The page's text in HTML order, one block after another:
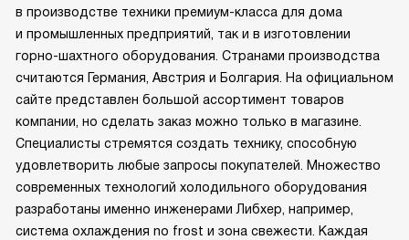
в производстве техники премиум-класса для дома
и промышленных предприятий, так и в изготовлении
горно-шахтного оборудования. Странами производства
считаются Германия, Австрия и Болгария. На официальном
сайте представлен большой ассортимент товаров
компании, но сделать заказ можно только в магазине.
Специалисты стремятся создать технику, способную
удовлетворить любые запросы покупателей. Множество
современных технологий холодильного оборудования
разработаны именно инженерами Либхер, например,
система охлаждения no frost и зона свежести. Каждая